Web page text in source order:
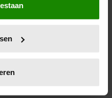
over uw geografische
nauwkeurig kan zijn
(fingerprinting)
in het